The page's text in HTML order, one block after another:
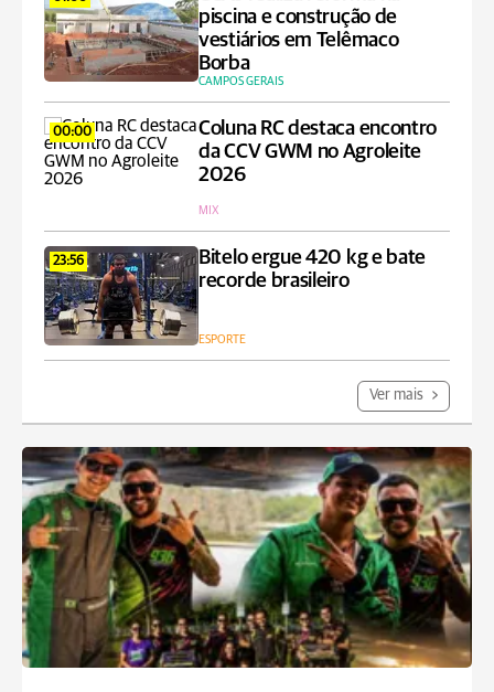
piscina e construção de
vestiários em Telêmaco
Borba
CAMPOS GERAIS
00:00
Coluna RC destaca encontro
da CCV GWM no Agroleite
2026
MIX
23:56
Bitelo ergue 420 kg e bate
recorde brasileiro
ESPORTE
Ver mais